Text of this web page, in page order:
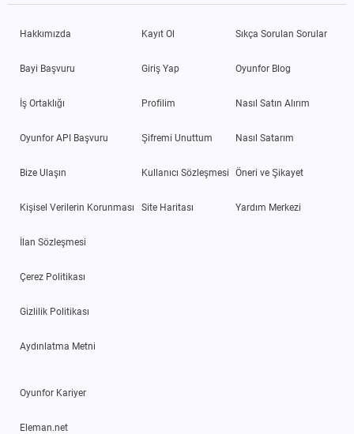
Hakkımızda
Bayi Başvuru
İş Ortaklığı
Oyunfor API Başvuru
Bize Ulaşın
Kişisel Verilerin Korunması
İlan Sözleşmesi
Çerez Politikası
Gizlilik Politikası
Aydınlatma Metni
Kayıt Ol
Giriş Yap
Profilim
Şifremi Unuttum
Kullanıcı Sözleşmesi
Site Haritası
Sıkça Sorulan Sorular
Oyunfor Blog
Nasıl Satın Alırım
Nasıl Satarım
Öneri ve Şikayet
Yardım Merkezi
Oyunfor Kariyer
Eleman.net